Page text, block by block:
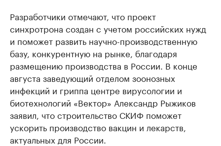
Разработчики отмечают, что проект
синхротрона создан с учетом российских нужд
и поможет развить научно-производственную
базу, конкурентную на рынке, благодаря
размещению производства в России. В конце
августа заведующий отделом зоонозных
инфекций и гриппа центре вирусологии и
биотехнологий «Вектор» Александр Рыжиков
заявил, что строительство СКИФ поможет
ускорить производство вакцин и лекарств,
актуальных для России.